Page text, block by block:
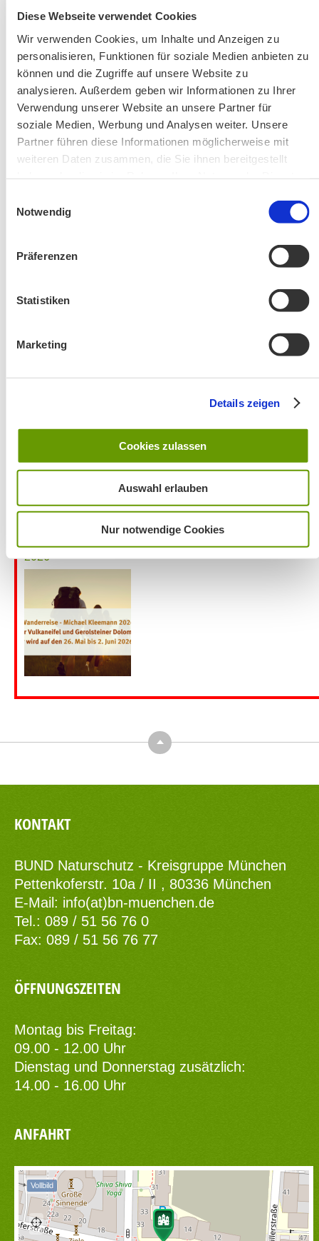
Diese Webseite verwendet Cookies
Wir verwenden Cookies, um Inhalte und Anzeigen zu
personalisieren, Funktionen für soziale Medien anbieten zu
können und die Zugriffe auf unsere Website zu
analysieren. Außerdem geben wir Informationen zu Ihrer
Verwendung unserer Website an unsere Partner für
soziale Medien, Werbung und Analysen weiter. Unsere
Partner führen diese Informationen möglicherweise mit
weiteren Daten zusammen, die Sie ihnen bereitgestellt
Notwendig
Präferenzen
Statistiken
Marketing
Details zeigen
Cookies zulassen
Auswahl erlauben
Nur notwendige Cookies
AKTUELLE ÄNDERUNGEN BEIM BILDUNGSWERK:
Aktuelle Änderungen bei unseren Exkursionen
Café Pauli / Das Bergpanorama rund um Aschau
Aktuelles zu den Wanderreisen von Michael Kleemann
2026
Top
KONTAKT
BUND Naturschutz - Kreisgruppe München
Pettenkoferstr. 10a / II , 80336 München
E-Mail: info(at)bn-muenchen.de
Tel.: 089 / 51 56 76 0
Fax: 089 / 51 56 76 77
ÖFFNUNGSZEITEN
Montag bis Freitag:
09.00 - 12.00 Uhr
Dienstag und Donnerstag zusätzlich:
14.00 - 16.00 Uhr
ANFAHRT
Vollbild